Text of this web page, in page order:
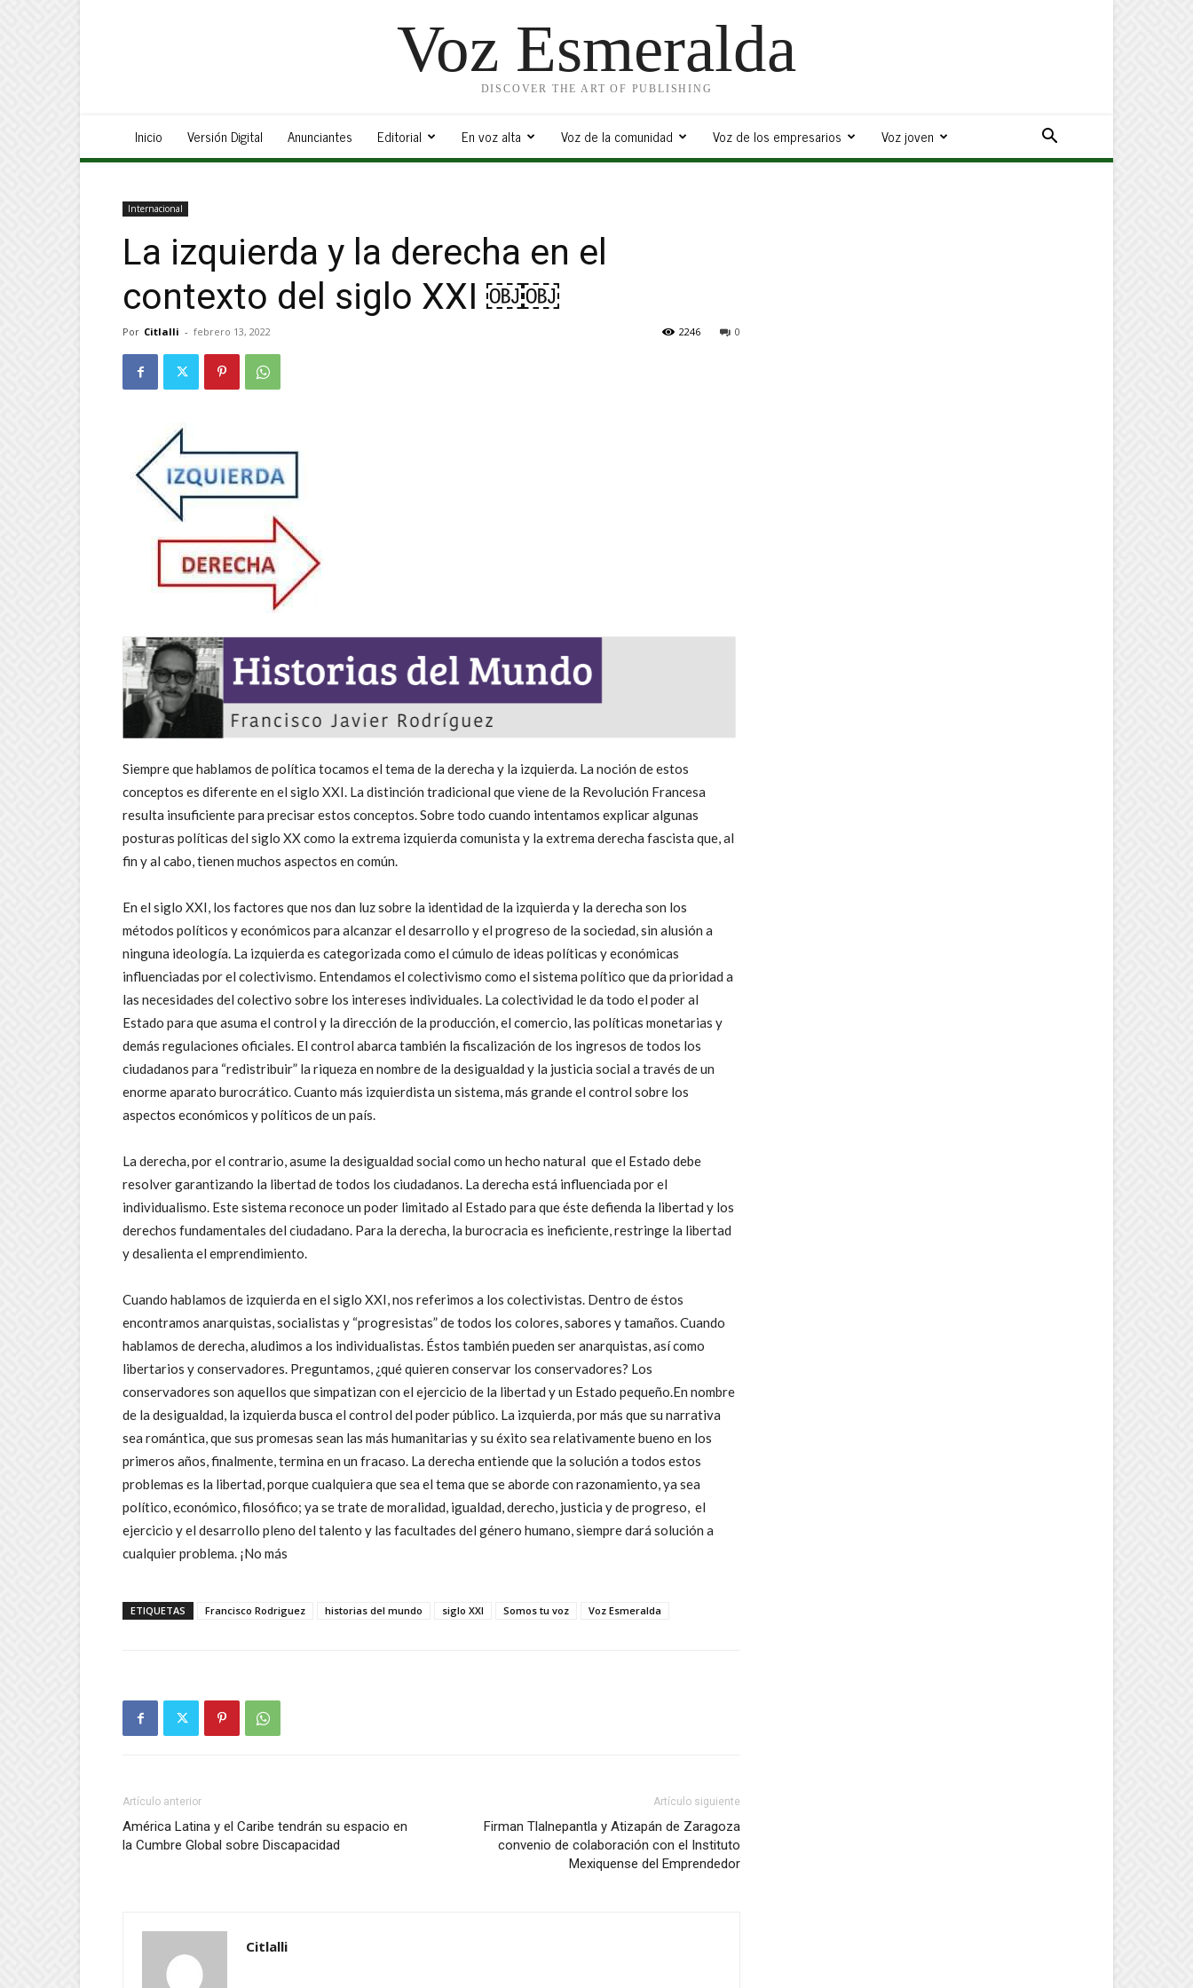
Voz Esmeralda
DISCOVER THE ART OF PUBLISHING
Inicio Versión Digital Anunciantes Editorial En voz alta Voz de la comunidad Voz de los empresarios Voz joven
Internacional
La izquierda y la derecha en el
contexto del siglo XXI ￼￼
Por Citlalli - febrero 13, 2022 0
2246
Siempre que hablamos de política tocamos el tema de la derecha y la izquierda. La noción de estos
conceptos es diferente en el siglo XXI. La distinción tradicional que viene de la Revolución Francesa
resulta insuficiente para precisar estos conceptos. Sobre todo cuando intentamos explicar algunas
posturas políticas del siglo XX como la extrema izquierda comunista y la extrema derecha fascista que, al
fin y al cabo, tienen muchos aspectos en común.
En el siglo XXI, los factores que nos dan luz sobre la identidad de la izquierda y la derecha son los
métodos políticos y económicos para alcanzar el desarrollo y el progreso de la sociedad, sin alusión a
ninguna ideología. La izquierda es categorizada como el cúmulo de ideas políticas y económicas
influenciadas por el colectivismo. Entendamos el colectivismo como el sistema político que da prioridad a
las necesidades del colectivo sobre los intereses individuales. La colectividad le da todo el poder al
Estado para que asuma el control y la dirección de la producción, el comercio, las políticas monetarias y
demás regulaciones oficiales. El control abarca también la fiscalización de los ingresos de todos los
ciudadanos para “redistribuir” la riqueza en nombre de la desigualdad y la justicia social a través de un
enorme aparato burocrático. Cuanto más izquierdista un sistema, más grande el control sobre los
aspectos económicos y políticos de un país.
La derecha, por el contrario, asume la desigualdad social como un hecho natural que el Estado debe
resolver garantizando la libertad de todos los ciudadanos. La derecha está influenciada por el
individualismo. Este sistema reconoce un poder limitado al Estado para que éste defienda la libertad y los
derechos fundamentales del ciudadano. Para la derecha, la burocracia es ineficiente, restringe la libertad
y desalienta el emprendimiento.
Cuando hablamos de izquierda en el siglo XXI, nos referimos a los colectivistas. Dentro de éstos
encontramos anarquistas, socialistas y “progresistas” de todos los colores, sabores y tamaños. Cuando
hablamos de derecha, aludimos a los individualistas. Éstos también pueden ser anarquistas, así como
libertarios y conservadores. Preguntamos, ¿qué quieren conservar los conservadores? Los
conservadores son aquellos que simpatizan con el ejercicio de la libertad y un Estado pequeño.En nombre
de la desigualdad, la izquierda busca el control del poder público. La izquierda, por más que su narrativa
sea romántica, que sus promesas sean las más humanitarias y su éxito sea relativamente bueno en los
primeros años, finalmente, termina en un fracaso. La derecha entiende que la solución a todos estos
problemas es la libertad, porque cualquiera que sea el tema que se aborde con razonamiento, ya sea
político, económico, filosófico; ya se trate de moralidad, igualdad, derecho, justicia y de progreso, el
ejercicio y el desarrollo pleno del talento y las facultades del género humano, siempre dará solución a
cualquier problema. ¡No más
ETIQUETAS Francisco Rodriguez historias del mundo siglo XXI Somos tu voz Voz Esmeralda
Artículo anterior
América Latina y el Caribe tendrán su espacio en
la Cumbre Global sobre Discapacidad
Artículo siguiente
Firman Tlalnepantla y Atizapán de Zaragoza
convenio de colaboración con el Instituto
Mexiquense del Emprendedor
Citlalli